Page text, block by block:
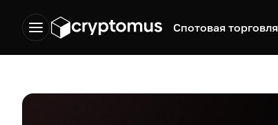
Спотовая торговля